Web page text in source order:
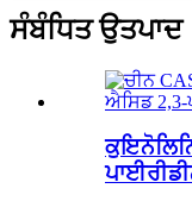
ਸੰਬੰਧਿਤ ਉਤਪਾਦ